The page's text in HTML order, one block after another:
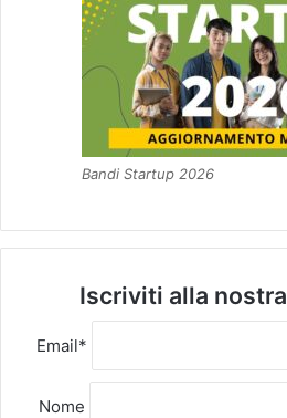
Bandi Startup 2026
Iscriviti alla
Email*
Nome